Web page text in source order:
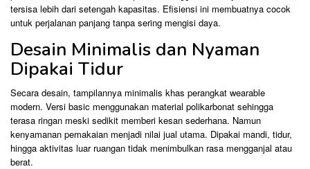
tersisa lebih dari setengah kapasitas. Efisiensi ini membuatnya cocok
untuk perjalanan panjang tanpa sering mengisi daya.
Desain Minimalis dan Nyaman
Dipakai Tidur
Secara desain, tampilannya minimalis khas perangkat wearable
modern. Versi basic menggunakan material polikarbonat sehingga
terasa ringan meski sedikit memberi kesan sederhana. Namun
kenyamanan pemakaian menjadi nilai jual utama. Dipakai mandi, tidur,
hingga aktivitas luar ruangan tidak menimbulkan rasa mengganjal atau
berat.